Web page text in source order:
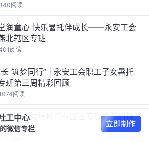
阅读
润童心 快乐暑托伴成长——永安工会
北辖区专班
阅读
筑梦同行” | 永安工会职工子女暑托
班第三周精彩回顾
阅读
职工子女埔岭汽车园区专班第三周精
工中心
微信专栏